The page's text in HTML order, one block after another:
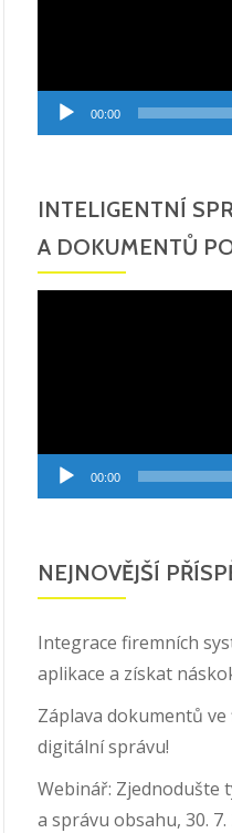
00:00
INTELIGENTNÍ
A DOKUMENTŮ
00:00
NEJNOVĚJŠÍ
Integrace firemních
aplikace a získat
Záplava dokumentů
digitální správu!
Webinář: Zjednodušte
a správu obsahu, 30. 7.